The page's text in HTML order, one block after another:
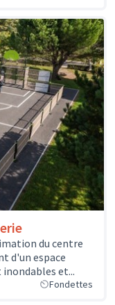
du centre
d'un espace
inondables et...
Fondettes